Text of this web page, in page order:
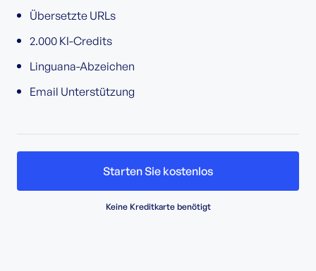
Übersetzte URLs
2.000 KI-Credits
Linguana-Abzeichen
Email Unterstützung
Starten Sie kostenlos
Keine Kreditkarte benötigt